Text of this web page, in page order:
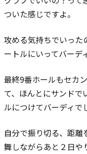
ついた感じですよ。
攻める気持ちでいった
ートルにいってバーデ
最終9番ホールもセカ
て、ほんとにサンドで
ルにつけてバーディで
自分で振り切る、距離
舞しながらあと２日や